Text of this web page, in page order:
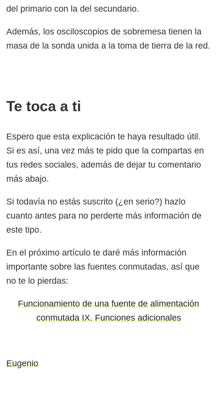
del primario con la del secundario.
Además, los osciloscopios de sobremesa tienen la
masa de la sonda unida a la toma de tierra de la red.
Te toca a ti
Espero que esta explicación te haya resultado útil.
Si es así, una vez más te pido que la compartas en
tus redes sociales, además de dejar tu comentario
más abajo.
Si todavía no estás suscrito (¿en serio?) hazlo
cuanto antes para no perderte más información de
este tipo.
En el próximo artículo te daré más información
importante sobre las fuentes conmutadas, así que
no te lo pierdas:
Funcionamiento de una fuente de alimentación
conmutada IX. Funciones adicionales
Eugenio